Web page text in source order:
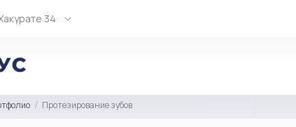
34
Протезирование зубов